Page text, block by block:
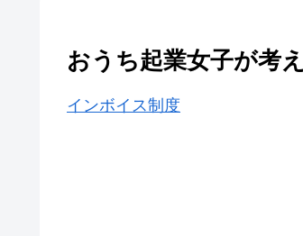
おうち起業女子が考
インボイス制度